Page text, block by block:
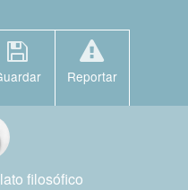
Reportar
filosófico